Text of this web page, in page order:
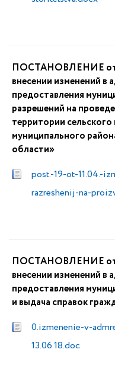
ПОСТАНОВЛЕНИЕ от
внесении изменений в
предоставления
разрешений на
территории
муниципального
области»
post.-19-ot-11.04.-
razreshenij-na-
ПОСТАНОВЛЕНИЕ от
внесении изменений в
предоставления
и выдача справок
0.izmenenie-v-
13.06.18.doc